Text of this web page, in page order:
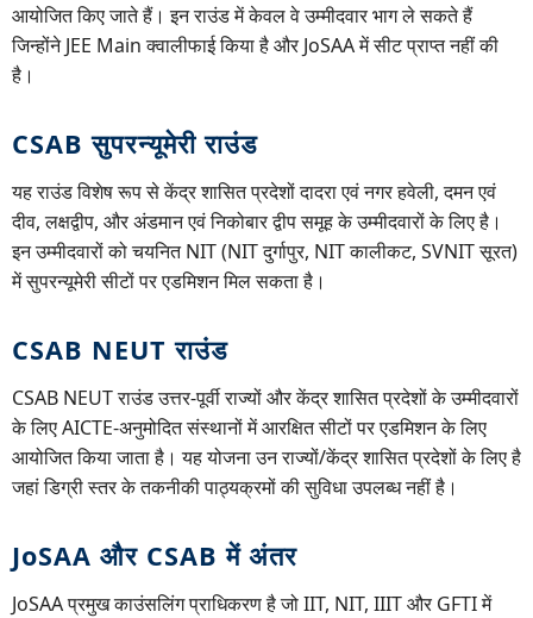
आयोजित किए जाते हैं। इन राउंड में केवल वे उम्मीदवार भाग ले सकते हैं
जिन्होंने JEE Main क्वालीफाई किया है और JoSAA में सीट प्राप्त नहीं की
है।
CSAB सुपरन्यूमेरी राउंड
यह राउंड विशेष रूप से केंद्र शासित प्रदेशों दादरा एवं नगर हवेली, दमन एवं
दीव, लक्षद्वीप, और अंडमान एवं निकोबार द्वीप समूह के उम्मीदवारों के लिए है।
इन उम्मीदवारों को चयनित NIT (NIT दुर्गापुर, NIT कालीकट, SVNIT सूरत)
में सुपरन्यूमेरी सीटों पर एडमिशन मिल सकता है।
CSAB NEUT राउंड
CSAB NEUT राउंड उत्तर-पूर्वी राज्यों और केंद्र शासित प्रदेशों के उम्मीदवारों
के लिए AICTE-अनुमोदित संस्थानों में आरक्षित सीटों पर एडमिशन के लिए
आयोजित किया जाता है। यह योजना उन राज्यों/केंद्र शासित प्रदेशों के लिए है
जहां डिग्री स्तर के तकनीकी पाठ्यक्रमों की सुविधा उपलब्ध नहीं है।
JoSAA और CSAB में अंतर
JoSAA प्रमुख काउंसलिंग प्राधिकरण है जो IIT, NIT, IIIT और GFTI में